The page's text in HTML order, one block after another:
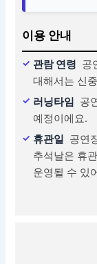
이용 안내
관람 연령 공
대해서는 신
러닝타임 공
예정이에요.
휴관일 공연
추석날은 휴
운영될 수 있